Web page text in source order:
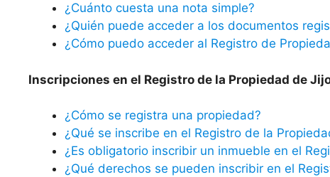
¿Cuánto cuesta una nota simple?
¿Quién puede acceder a los documentos
¿Cómo puedo acceder al Registro de
Inscripciones en el Registro de la Propiedad de
¿Cómo se registra una propiedad?
¿Qué se inscribe en el Registro de la
¿Es obligatorio inscribir un inmueble en el
¿Qué derechos se pueden inscribir en el